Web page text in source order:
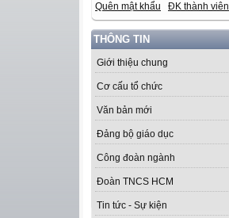
Quên mật khẩu ĐK thành viên
THÔNG TIN
Giới thiệu chung
Cơ cấu tổ chức
Văn bản mới
Đảng bộ giáo dục
Công đoàn ngành
Đoàn TNCS HCM
Tin tức - Sự kiện